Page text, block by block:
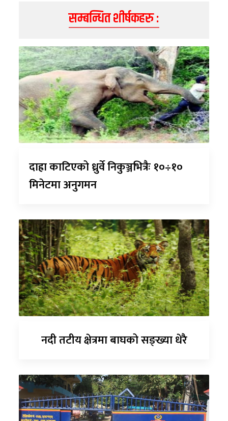
सम्बन्धित शीर्षकहरु :
दाह्रा काटिएको ध्रुर्वे निकुञ्जभित्रैः १०÷१०
मिनेटमा अनुगमन
नदी तटीय क्षेत्रमा बाघको सङ्ख्या धेरै